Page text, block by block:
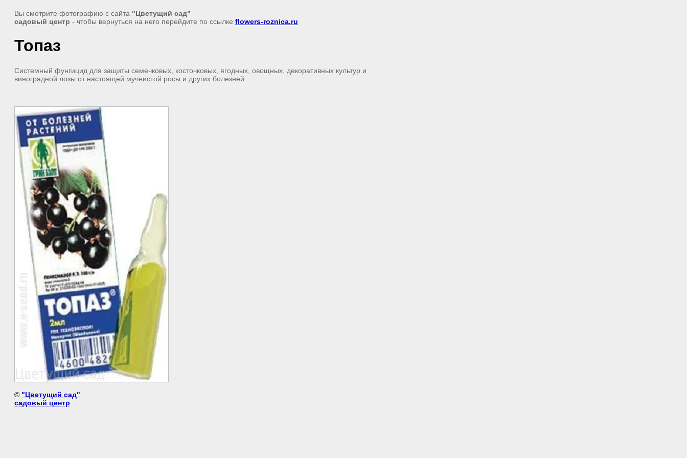
Вы смотрите фотографию с сайта "Цветущий сад"
садовый центр - чтобы вернуться на него перейдите по ссылке flowers-roznica.ru
Топаз
Системный фунгицид для защиты семечковых, косточковых, ягодных, овощных, декоративных культур и
виноградной лозы от настоящей мучнистой росы и других болезней.
© "Цветущий сад"
садовый центр